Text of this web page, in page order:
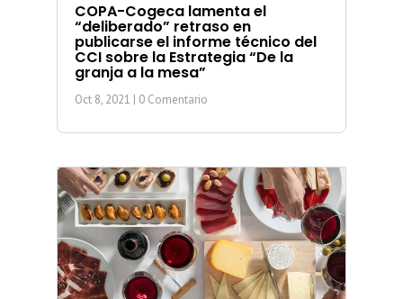
COPA-Cogeca lamenta el
“deliberado” retraso en
publicarse el informe técnico del
CCI sobre la Estrategia “De la
granja a la mesa”
Oct 8, 2021 | 0 Comentario